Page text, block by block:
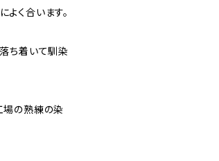
く合います。
ち着いて馴染
場の熟練の染